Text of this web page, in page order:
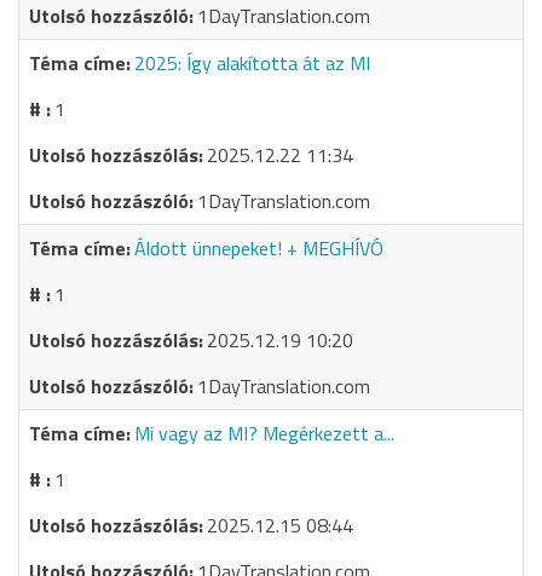
1DayTranslation.com
2025: Így alakította át az MI
1
2025.12.22 11:34
1DayTranslation.com
Áldott ünnepeket! + MEGHÍVÓ
1
2025.12.19 10:20
1DayTranslation.com
Mi vagy az MI? Megérkezett a...
1
2025.12.15 08:44